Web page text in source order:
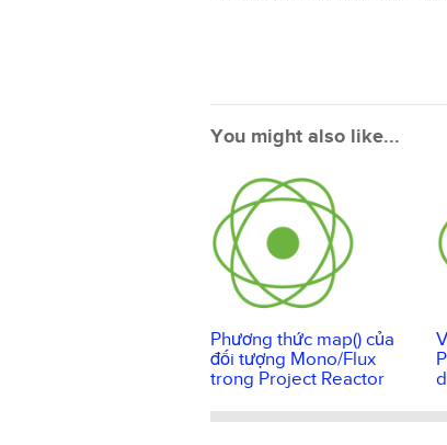
You might also like...
Phương thức map() của
đối tượng Mono/Flux
trong Project Reactor